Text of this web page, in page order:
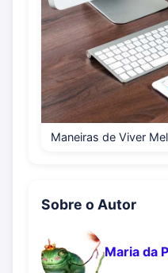
Maneiras de Viver
Sobre o Autor
Maria da